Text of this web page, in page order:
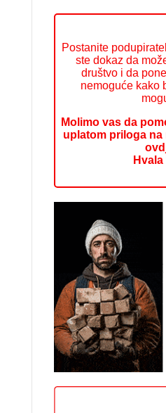
Postanite
ste dokaz da
društvo i da
nemoguće kako
Molimo vas da
uplatom priloga